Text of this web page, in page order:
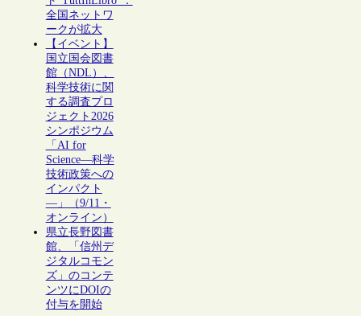
全国ネットワ
ークが拡大
【イベント】
国立国会図書
館（NDL）、
科学技術に関
する調査プロ
ジェクト2026
シンポジウム
「AI for
Science―科学
技術政策への
インパクト
―」（9/11・
オンライン）
県立長野図書
館、「信州デ
ジタルコモン
ズ」のコンテ
ンツにDOIの
付与を開始